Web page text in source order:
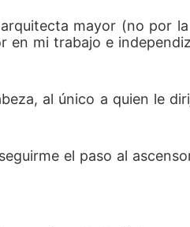
mayor (no por la
en mi trabajo e
al único a quien le
el paso al